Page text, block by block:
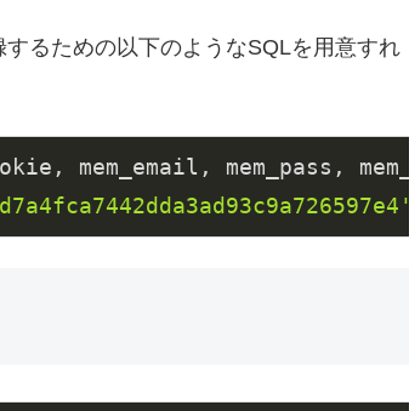
るための以下のようなSQLを用意すれ